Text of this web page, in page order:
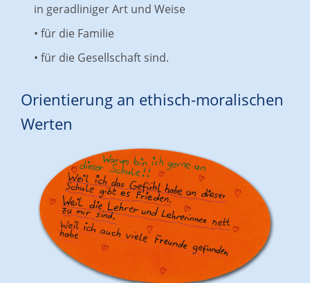
in geradliniger Art und Weise
• für die Familie
• für die Gesellschaft sind.
Orientierung an ethisch-moralischen
Werten